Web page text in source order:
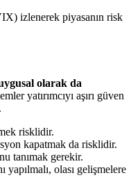
izlenerek piyasanın risk
olarak da
yatırımcıyı aşırı güven
risklidir.
kapatmak da risklidir.
tanımak gerekir.
yapılmalı, olası gelişmelere